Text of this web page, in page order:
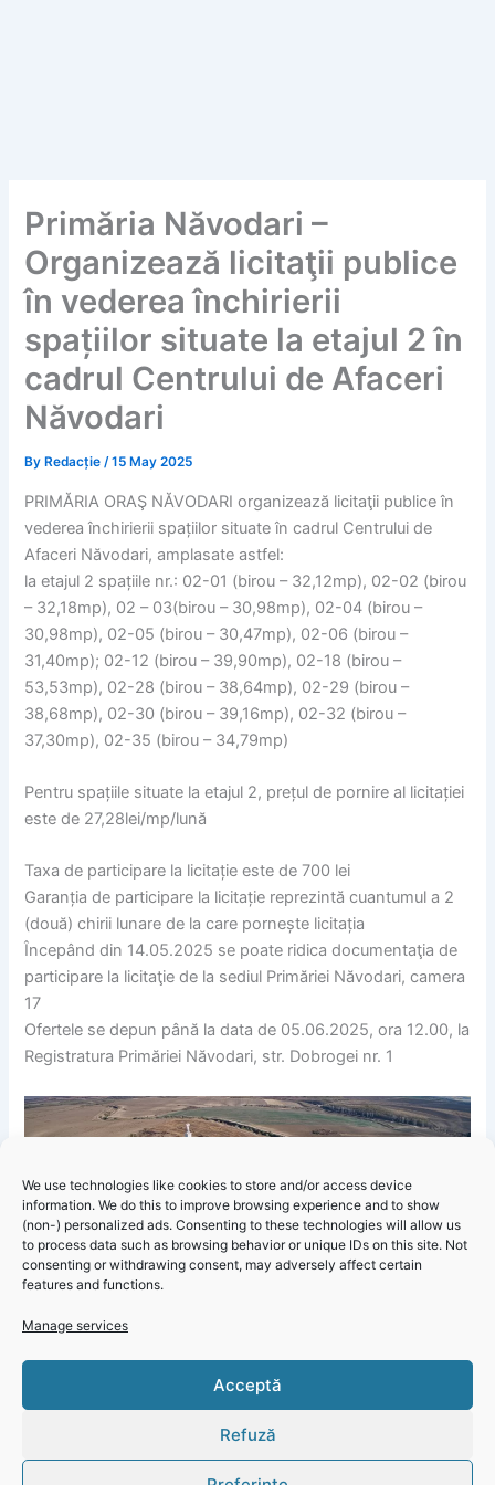
We use technologies like cookies to store and/or access device
information. We do this to improve browsing experience and to show
(non-) personalized ads. Consenting to these technologies will allow us
to process data such as browsing behavior or unique IDs on this site. Not
consenting or withdrawing consent, may adversely affect certain
features and functions.
Manage services
Acceptă
Refuză
Primăria Năvodari –
Organizează licitaţii publice
în vederea închirierii
spațiilor situate la etajul 2 în
cadrul Centrului de Afaceri
Năvodari
By Redacție/15 May 2025
PRIMĂRIA ORAŞ NĂVODARI organizează licitaţii publice în
vederea închirierii spațiilor situate în cadrul Centrului de
Afaceri Năvodari, amplasate astfel:
la etajul 2 spațiile nr.: 02-01 (birou – 32,12mp), 02-02 (birou
– 32,18mp), 02 – 03(birou – 30,98mp), 02-04 (birou –
30,98mp), 02-05 (birou – 30,47mp), 02-06 (birou –
31,40mp); 02-12 (birou – 39,90mp), 02-18 (birou –
53,53mp), 02-28 (birou – 38,64mp), 02-29 (birou –
38,68mp), 02-30 (birou – 39,16mp), 02-32 (birou –
37,30mp), 02-35 (birou – 34,79mp)
Pentru spațiile situate la etajul 2, prețul de pornire al licitației
este de 27,28lei/mp/lună
Taxa de participare la licitație este de 700 lei
Garanția de participare la licitație reprezintă cuantumul a 2
(două) chirii lunare de la care pornește licitația
Începând din 14.05.2025 se poate ridica documentaţia de
participare la licitaţie de la sediul Primăriei Năvodari, camera
17
Ofertele se depun până la data de 05.06.2025, ora 12.00, la
Registratura Primăriei Năvodari, str. Dobrogei nr. 1
Licitaţiile se vor organiza în data de 06.06.2025, începând
cu ora 10,00, în sala de şedinţe a Primăriei.
închirierii spațiilor situate la etajul 2 în cadrul Centrului de